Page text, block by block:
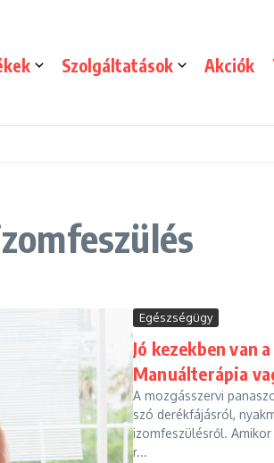
Szolgáltatások Akciók
Egészségügy
Jó kezekben van
Manuálterápia
A mozgásszervi
szó derékfájásról,
izomfeszülésről.
r...